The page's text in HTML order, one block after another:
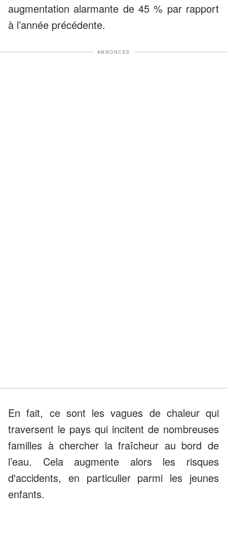
augmentation alarmante de 45 % par rapport
à l’année précédente.
ANNONCES
En fait, ce sont les vagues de chaleur qui
traversent le pays qui incitent de nombreuses
familles à chercher la fraîcheur au bord de
l’eau. Cela augmente alors les risques
d'accidents, en particulier parmi les jeunes
enfants.